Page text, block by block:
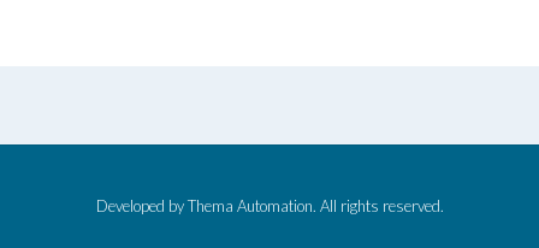
Developed by Thema Automation. All rights reserved.